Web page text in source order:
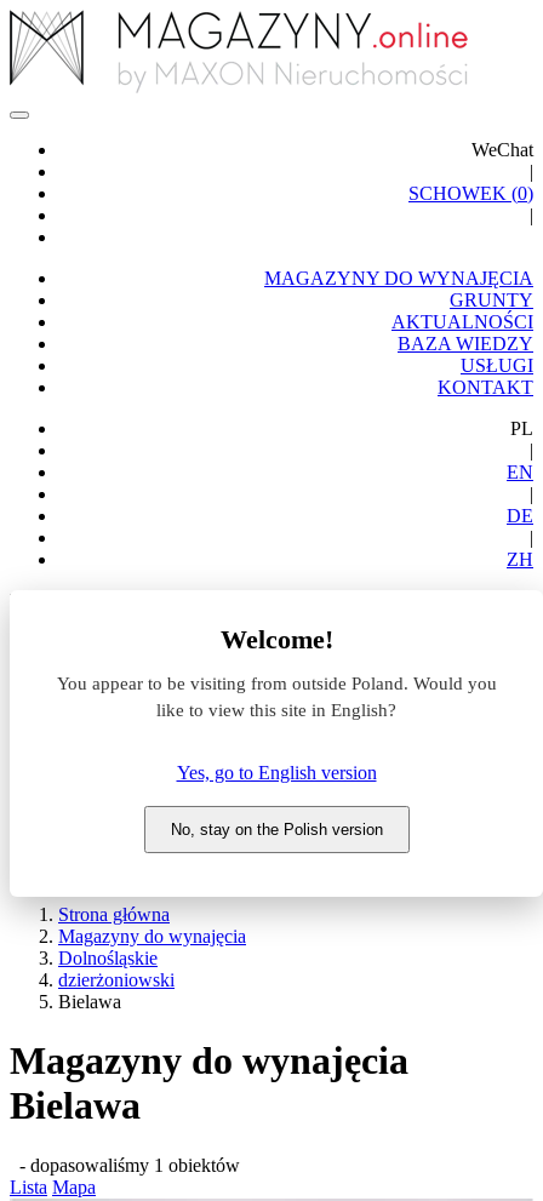
WeChat
|
SCHOWEK (0)
|
MAGAZYNY DO WYNAJĘCIA
GRUNTY
AKTUALNOŚCI
BAZA WIEDZY
USŁUGI
KONTAKT
PL
|
EN
|
DE
|
ZH
Welcome!
You appear to be visiting from outside Poland. Would you
like to view this site in English?
Yes, go to English version
No, stay on the Polish version
Lokalizacja
Strona główna
Magazyny do wynajęcia
Dolnośląskie
dzierżoniowski
Bielawa
Magazyny do wynajęcia
Bielawa
- dopasowaliśmy 1 obiektów
Lista Mapa